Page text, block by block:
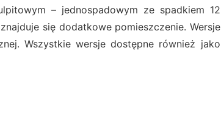
– jednospadowym ze spadkiem 12
się dodatkowe pomieszczenie. Wersje
Wszystkie wersje dostępne również jako